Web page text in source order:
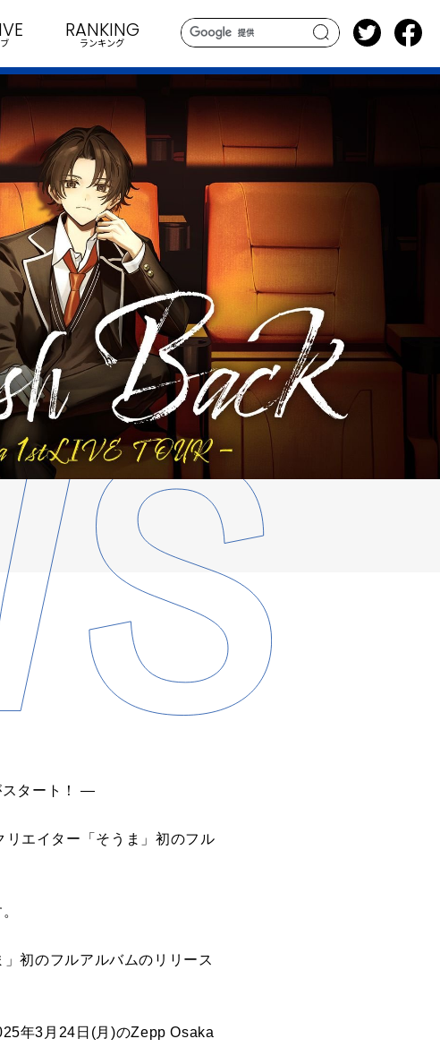
search
RANKING
ランキング
スタート！ ―
エイター「そうま」初のフル
初のフルアルバムのリリース
年3月24日(月)のZepp Osaka